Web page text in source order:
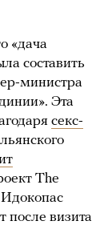
«дача
составить
министра
Эта
секс-
The
после визита